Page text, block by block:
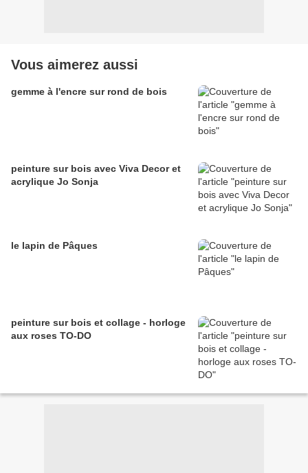
Vous aimerez aussi
gemme à l'encre sur rond de bois
peinture sur bois avec Viva Decor et
acrylique Jo Sonja
le lapin de Pâques
peinture sur bois et collage - horloge
aux roses TO-DO